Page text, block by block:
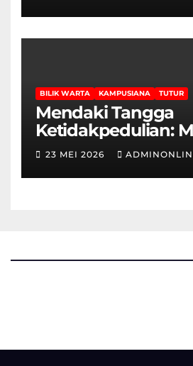
BILIK WARTA KAMPUSIANA TUTUR
Mendaki Tangga
Ketidakpedulian:
Hak Disabilitas
23 MEI 2026